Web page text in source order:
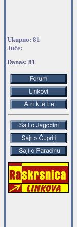
Ukupno: 81
Juče:
Danas: 81